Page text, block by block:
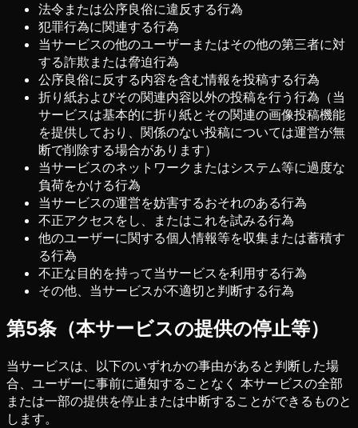
法令または公序良俗に違反する行為
犯罪行為に関連する行為
当サービスの他のユーザーまたはその他の第三者に対
する詐欺または脅迫行為
公序良俗に反する内容を含む情報を投稿する行為
折り紙およびその関連内容以外の投稿を行う行為（当
サービスは基本的に折り紙とその関連の画像投稿機能
を提供しており、関係のない投稿については運営が無
断で削除する場合があります）
当サービスのネットワークまたはシステム等に過度な
負荷をかける行為
当サービスの運営を妨害するおそれのある行為
不正アクセスをし、またはこれを試みる行為
他のユーザーに関する個人情報等を収集または蓄積す
る行為
不正な目的を持って当サービスを利用する行為
その他、当サービスが不適切と判断する行為
第5条（本サービスの提供の停止等）
当サービスは、以下のいずれかの事由があると判断した場
合、ユーザーに事前に通知することなく 本サービスの全部
または一部の提供を停止または中断することができるものと
します。